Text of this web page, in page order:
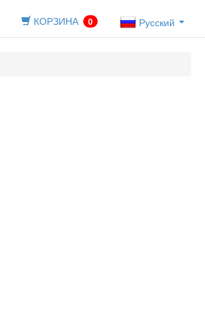
КОРЗИНА 0 Русский